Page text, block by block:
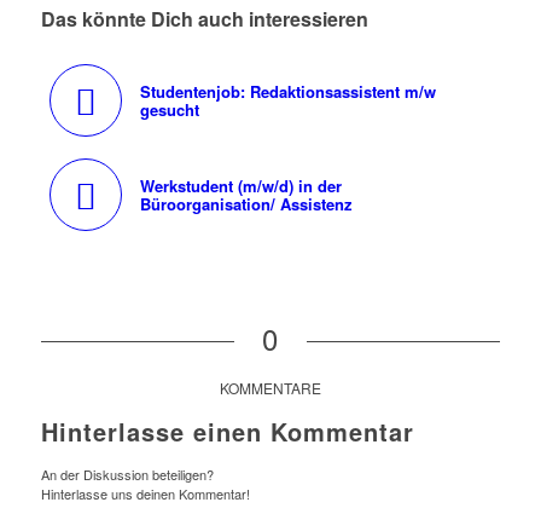
Das könnte Dich auch interessieren
Studentenjob: Redaktionsassistent m/w
gesucht
Werkstudent (m/w/d) in der
Büroorganisation/ Assistenz
0
KOMMENTARE
Hinterlasse einen Kommentar
An der Diskussion beteiligen?
Hinterlasse uns deinen Kommentar!